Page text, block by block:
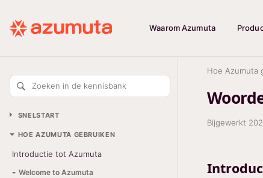
Waarom Azumuta
Zoeken in de kennisbank
SNELSTART
HOE AZUMUTA GEBRUIKEN
Introductie tot Azumuta
Welcome to Azumuta
Hoe Azumuta
Bijgewerkt